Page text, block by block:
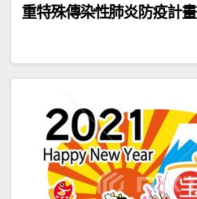
重特殊傳染性肺炎防疫計畫